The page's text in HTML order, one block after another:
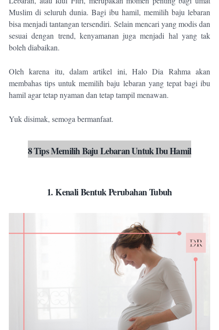
Muslim di seluruh dunia. Bagi ibu hamil, memilih baju lebaran
bisa menjadi tantangan tersendiri. Selain mencari yang modis dan
sesuai dengan trend, kenyamanan juga menjadi hal yang tak
boleh diabaikan.
Oleh karena itu, dalam artikel ini, Halo Dia Rahma akan
membahas tips untuk memilih baju lebaran yang tepat bagi ibu
hamil agar tetap nyaman dan tetap tampil menawan.
Yuk disimak, semoga bermanfaat.
8 Tips Memilih Baju Lebaran Untuk Ibu Hamil
1. Kenali Bentuk Perubahan Tubuh